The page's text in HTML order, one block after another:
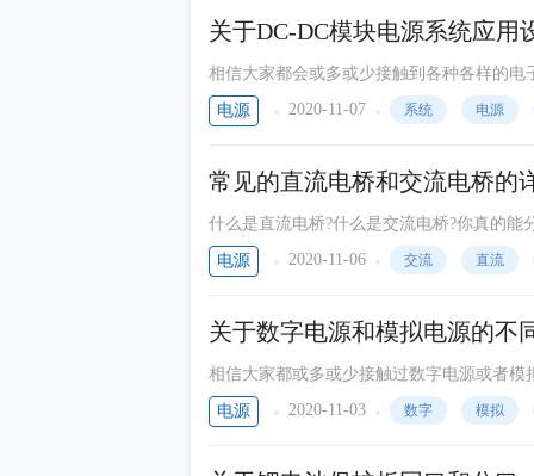
关于DC-DC模块电源系统应用
相信大家都会或多或少接触到各种各样的
么应该如何设计高可靠性的电源呢?
电源 2020-11-07 系统 电源
常见的直流电桥和交流电桥的
什么是直流电桥?什么是交流电桥?你真的
区别?下面就让小编带领大家一起来学习一
电源 2020-11-06 交流 直流
关于数字电源和模拟电源的不
相信大家都或多或少接触过数字电源或者
对电源电压干扰严重，在复杂的电路中，
电源 2020-11-03 数字 模拟